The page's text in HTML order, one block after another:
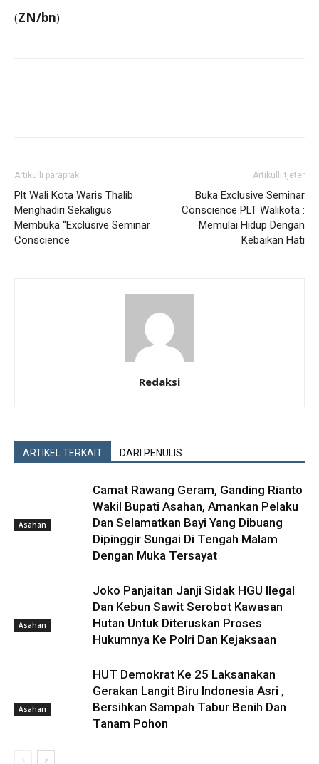
(ZN/bn)
Artikulli paraprak
Plt Wali Kota Waris Thalib
Menghadiri Sekaligus
Membuka “Exclusive Seminar
Conscience
Artikulli tjetër
Buka Exclusive Seminar
Conscience PLT Walikota :
Memulai Hidup Dengan
Kebaikan Hati
Redaksi
ARTIKEL TERKAIT DARI PENULIS
Asahan
Camat Rawang Geram, Ganding Rianto
Wakil Bupati Asahan, Amankan Pelaku
Dan Selamatkan Bayi Yang Dibuang
Dipinggir Sungai Di Tengah Malam
Dengan Muka Tersayat
Asahan
Joko Panjaitan Janji Sidak HGU Ilegal
Dan Kebun Sawit Serobot Kawasan
Hutan Untuk Diteruskan Proses
Hukumnya Ke Polri Dan Kejaksaan
Asahan
HUT Demokrat Ke 25 Laksanakan
Gerakan Langit Biru Indonesia Asri ,
Bersihkan Sampah Tabur Benih Dan
Tanam Pohon